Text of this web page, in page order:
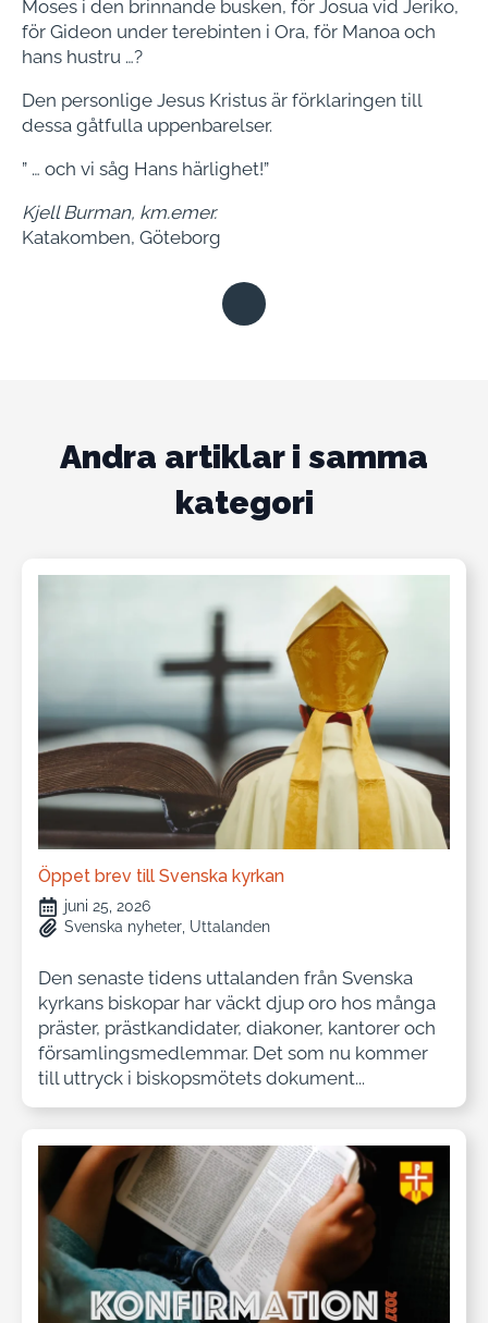
Moses i den brinnande busken, för Josua vid Jeriko,
för Gideon under terebinten i Ora, för Manoa och
hans hustru …?
Den personlige Jesus Kristus är förklaringen till
dessa gåtfulla uppenbarelser.
” … och vi såg Hans härlighet!”
Kjell Burman, km.emer.
Katakomben, Göteborg
Andra artiklar i samma
kategori
Öppet brev till Svenska kyrkan
juni 25, 2026
Svenska nyheter Uttalanden
Den senaste tidens uttalanden från Svenska
kyrkans biskopar har väckt djup oro hos många
präster, prästkandidater, diakoner, kantorer och
församlingsmedlemmar. Det som nu kommer
till uttryck i biskopsmötets dokument...